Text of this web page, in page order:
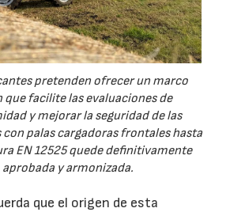
pretenden ofrecer un marco
que facilite las evaluaciones de
y mejorar la seguridad de las
palas cargadoras frontales hasta
EN 12525 quede definitivamente
aprobada y armonizada.
que el origen de esta